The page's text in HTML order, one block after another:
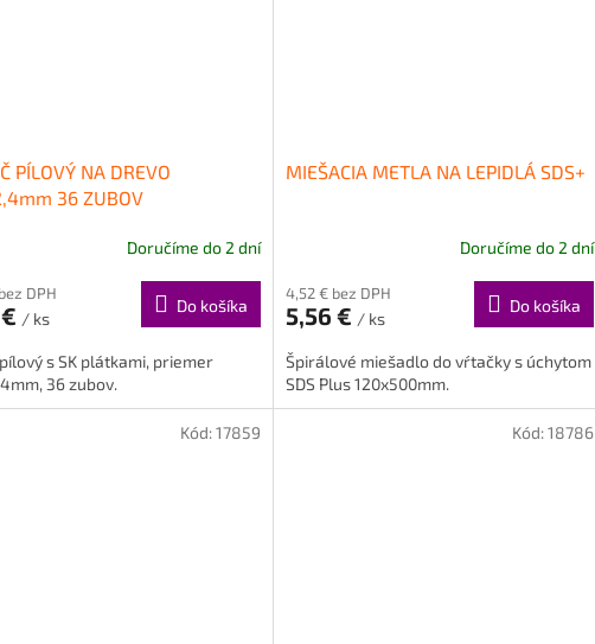
PÍLOVÝ NA DREVO
36 ZUBOV
Doručíme do 2 dní
DPH
/ ks
Do košíka
s SK plátkami, priemer
36 zubov.
MIEŠACIA METLA NA LEPIDLÁ SDS+
Doručíme do 2 dní
4,52 € bez DPH
5,56 € / ks
Do košíka
Špirálové miešadlo do vŕtačky s úchytom
SDS Plus 120x500mm.
Kód:17859 Kód:18786